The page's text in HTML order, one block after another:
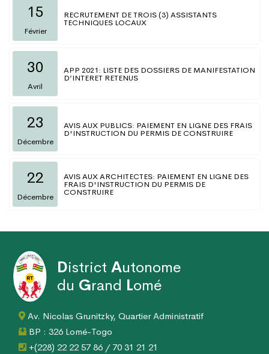
15
Février
RECRUTEMENT DE TROIS (3) ASSISTANTS
TECHNIQUES LOCAUX
30
Avril
APP 2021: LISTE DES DOSSIERS DE MANIFESTATION
D’INTERET RETENUS
23
Décembre
AVIS AUX PUBLICS: PAIEMENT EN LIGNE DES FRAIS
D'INSTRUCTION DU PERMIS DE CONSTRUIRE
22
Décembre
AVIS AUX ARCHITECTES: PAIEMENT EN LIGNE DES
FRAIS D'INSTRUCTION DU PERMIS DE
CONSTRUIRE
District Autonome
du Grand Lomé
Av. Nicolas Grunitzky, Quartier Administratif
BP : 326 Lomé-Togo
+(228) 22 22 57 86 / 70 31 21 21